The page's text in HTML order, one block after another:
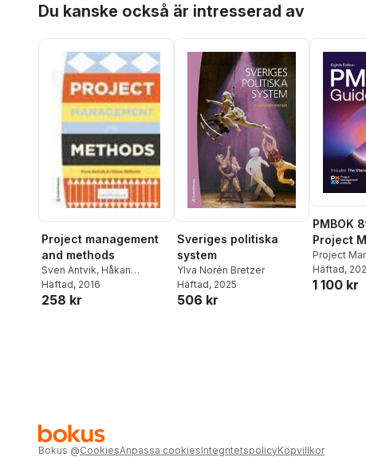
Management Institute
Du kanske också är intresserad av
Project management
and methods
Sven Antvik, Håkan
Sjöholm
Häftad, 2016
258 kr
Sveriges politiska
system
Ylva Norén Bretzer
Häftad, 2025
506 kr
PMBOK
Project
Body of
Guide
Project
Institute
Häftad,
1 100 kr
Bokus @CookiesAnpassa cookiesIntegritetspolicyKöpvillkor